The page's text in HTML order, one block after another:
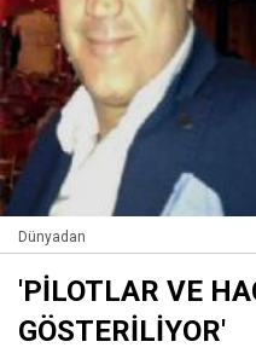
Dünyadan
'PİLOTLAR VE
GÖSTERİLİYOR'